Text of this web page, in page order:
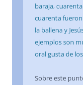
baraja,
cuarenta fueron
la ballena y
ejemplos son
oral gusta de
Sobre este